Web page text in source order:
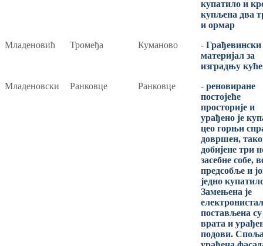
купатило и
купљена два
и ормар
Младеновић
Тромеђа Куманово - Грађевински
материјал за
изградњу куће
Младеновски
Ранковце Ранковце - реновиране
постојеће
просторије и
урађено је
цео горњи
довршен, тако
добијене три
засебне собе,
предсобље и
једно
Замењена је
постављена
врата и
подови. Споља